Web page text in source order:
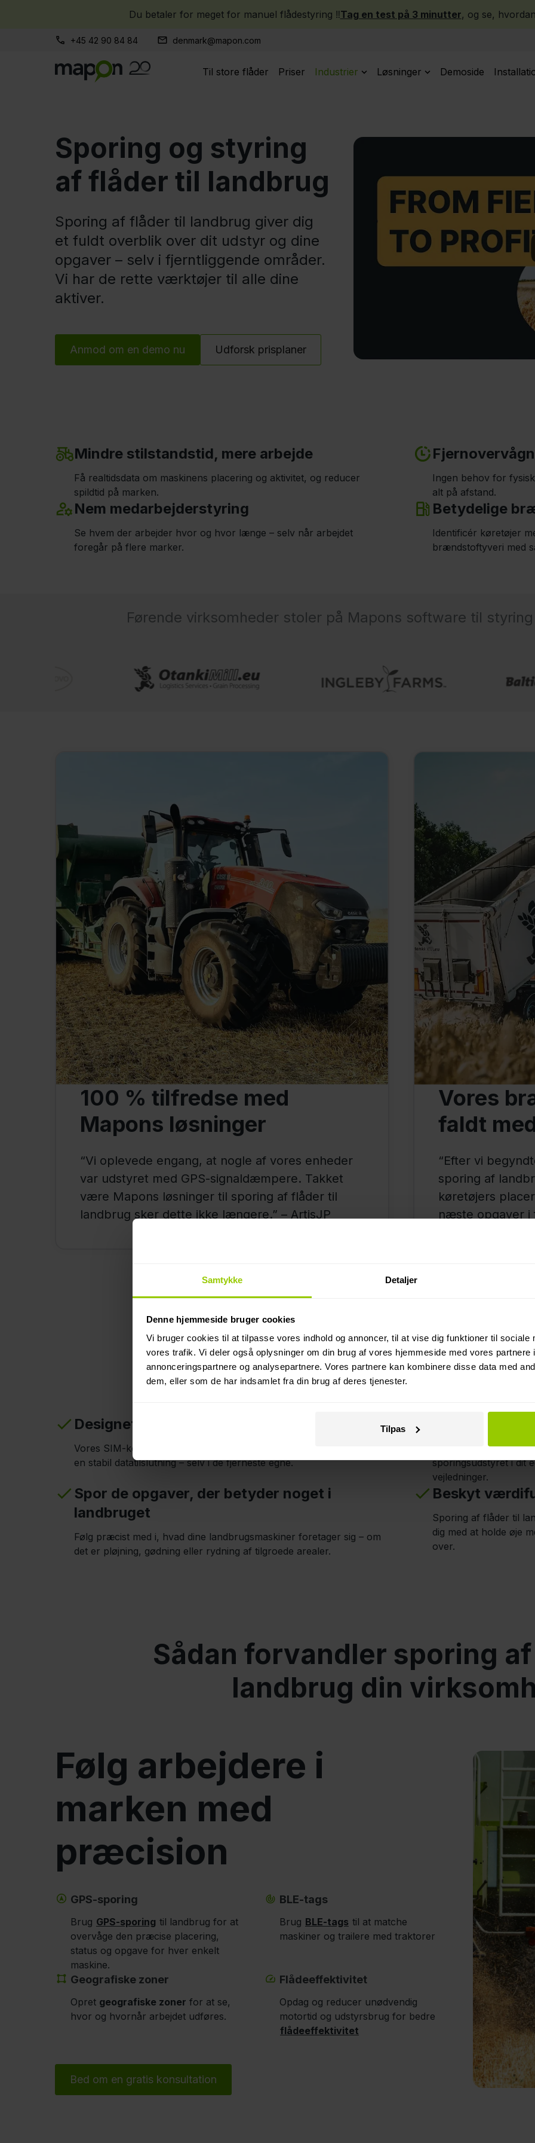
Samtykke Detaljer
Denne hjemmeside bruger cookies
Vi bruger cookies til at tilpasse vores indhold og annoncer, til at vise dig funktioner til sociale
vores trafik. Vi deler også oplysninger om din brug af vores hjemmeside med vores partnere
annonceringspartnere og analysepartnere. Vores partnere kan kombinere disse data med
dem, eller som de har indsamlet fra din brug af deres tjenester.
Tilpas
Du betaler for meget for manuel flådestyring ‼️Tag en test på 3 minutter, og se,
+45 42 90 84 84 denmark@mapon.com
Til store flåder Priser Industrier Løsninger Demoside
Sporing og styring
af flåder til landbrug
Sporing af flåder til landbrug giver dig
et fuldt overblik over dit udstyr og dine
opgaver – selv i fjerntliggende områder.
Vi har de rette værktøjer til alle dine
aktiver.
Anmod om en demo nu Udforsk prisplaner
Mindre stilstandstid, mere arbejde
Få realtidsdata om maskinens placering og aktivitet, og reducer
spildtid på marken.
Ingen behov for
alt på afstand.
Nem medarbejderstyring
Se hvem der arbejder hvor og hvor længe – selv når arbejdet
foregår på flere marker.
Betydelige
Identificér køretøjer
brændstoftyveri med
Førende virksomheder stoler på Mapons software til
100 % tilfredse med
Mapons løsninger
“Vi oplevede engang, at nogle af vores enheder
var udstyret med GPS-signaldæmpere. Takket
være Mapons løsninger til sporing af flåder til
landbrug sker dette ikke længere.” – ArtisJP
Vores
faldt
“Efter vi
sporing af
køretøjers
næste opgaver i
Flådesporing
landbrugsarbejde
Designet til afsides områder
Vores SIM-kort forbinder til alle tilgængelige mobilnetværk og sikrer
en stabil datatilslutning – selv i de fjerneste egne.
Nem plug &
Uanset din flådes
sporingsudstyret i dit
vejledninger.
Spor de opgaver, der betyder noget i
landbruget
Følg præcist med i, hvad dine landbrugsmaskiner foretager sig – om
det er pløjning, gødning eller rydning af tilgroede arealer.
Beskyt
Sporing af flåder til
dig med at holde øje
over.
Sådan forvandler sporing
landbrug din
Følg arbejdere i
marken med
præcision
GPS-sporing
Brug GPS-sporing til landbrug for at
overvåge den præcise placering,
status og opgave for hver enkelt
maskine.
BLE-tags
Brug BLE-tags til at matche
maskiner og trailere med traktorer
Geografiske zoner
Opret geografiske zoner for at se,
hvor og hvornår arbejdet udføres.
Flådeeffektivitet
Opdag og reducer unødvendig
motortid og udstyrsbrug for bedre
flådeeffektivitet
Bed om en gratis konsultation